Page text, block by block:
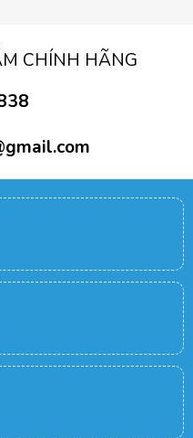
CHÍNH HÃNG